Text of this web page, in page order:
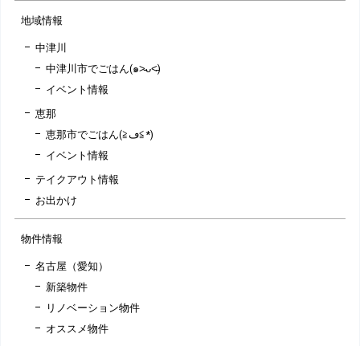
地域情報
中津川
中津川市でごはん(๑˃̵ᴗ˂̵)
イベント情報
恵那
恵那市でごはん(≧ڡ≦*)
イベント情報
テイクアウト情報
お出かけ
物件情報
名古屋（愛知）
新築物件
リノベーション物件
オススメ物件